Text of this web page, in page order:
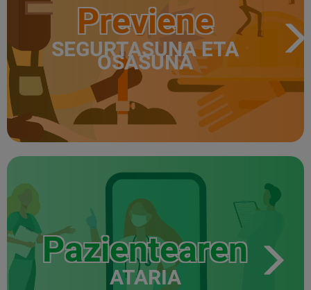
Previene
SEGURTASUNA ETA
OSASUNA
Pazientearen
ATARIA